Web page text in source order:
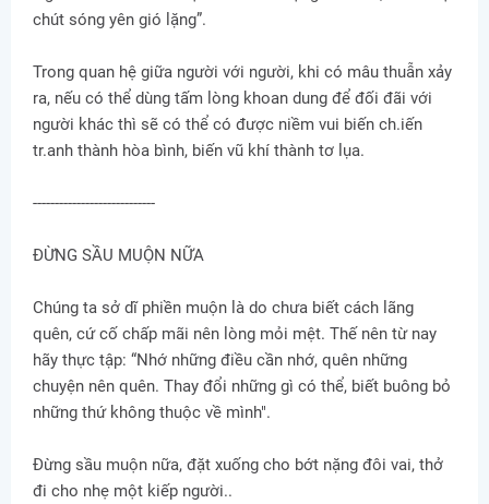
chút sóng yên gió lặng”.
Trong quan hệ giữa người với người, khi có mâu thuẫn xảy
ra, nếu có thể dùng tấm lòng khoan dung để đối đãi với
người khác thì sẽ có thể có được niềm vui biến ch.iến
tr.anh thành hòa bình, biến vũ khí thành tơ lụa.
----------------------------
ĐỪNG SẦU MUỘN NỮA
Chúng ta sở dĩ phiền muộn là do chưa biết cách lãng
quên, cứ cố chấp mãi nên lòng mỏi mệt. Thế nên từ nay
hãy thực tập: “Nhớ những điều cần nhớ, quên những
chuyện nên quên. Thay đổi những gì có thể, biết buông bỏ
những thứ không thuộc về mình".
Đừng sầu muộn nữa, đặt xuống cho bớt nặng đôi vai, thở
đi cho nhẹ một kiếp người..